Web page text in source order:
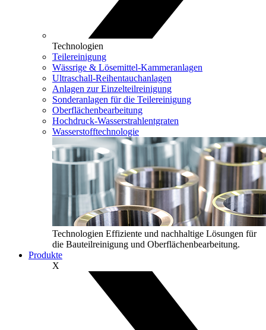
Technologien
Teilereinigung
Wässrige & Lösemittel‑Kammeranlagen
Ultraschall-Reihentauchanlagen
Anlagen zur Einzelteilreinigung
Sonderanlagen für die Teilereinigung
Oberflächenbearbeitung
Hochdruck-Wasserstrahlentgraten
Wasserstofftechnologie
Technologien Effiziente und nachhaltige Lösungen für
die Bauteilreinigung und Oberflächenbearbeitung.
Produkte
X